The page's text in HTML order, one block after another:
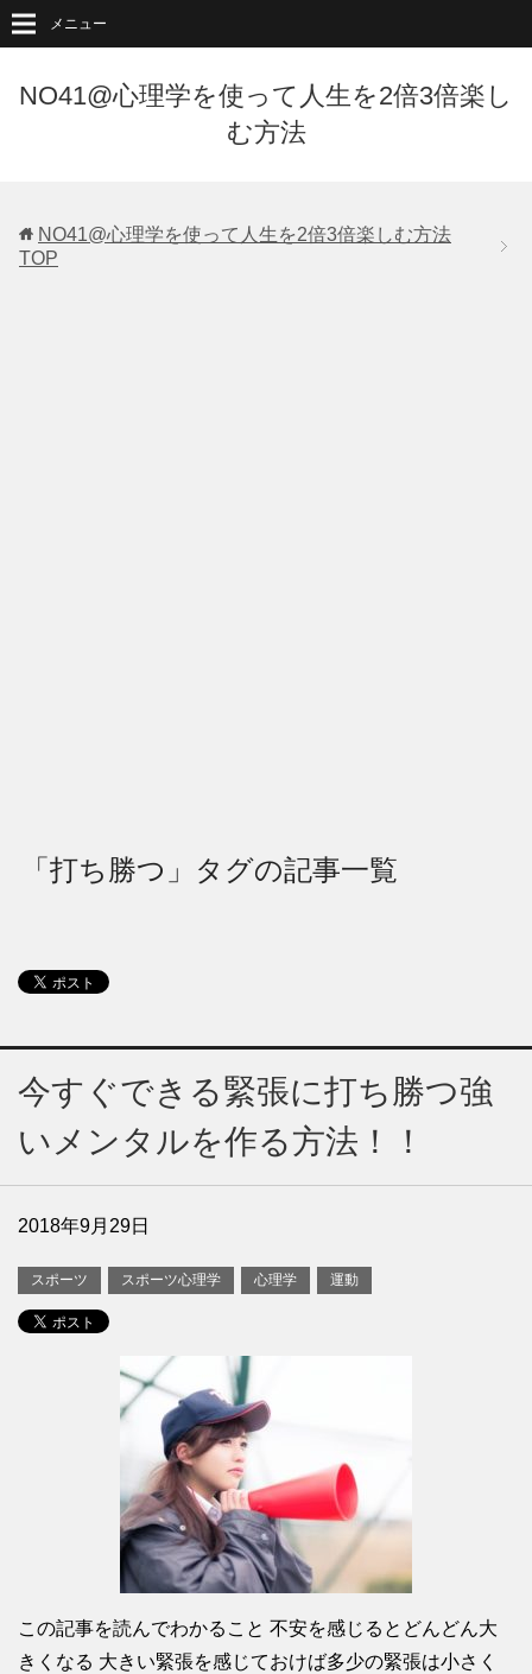
NO41@心理学を使って人生を2倍3倍楽し
む方法
メニュー
NO41@心理学を使って人生を2倍3倍楽しむ方法
TOP
「打ち勝つ」タグの記事一覧
今すぐできる緊張に打ち勝つ強
いメンタルを作る方法！！
2018年9月29日
スポーツ スポーツ心理学 心理学 運動
この記事を読んでわかること 不安を感じるとどんどん大
きくなる 大きい緊張を感じておけば多少の緊張は小さく